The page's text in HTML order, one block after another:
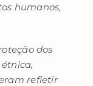
humanos,
dos
refletir